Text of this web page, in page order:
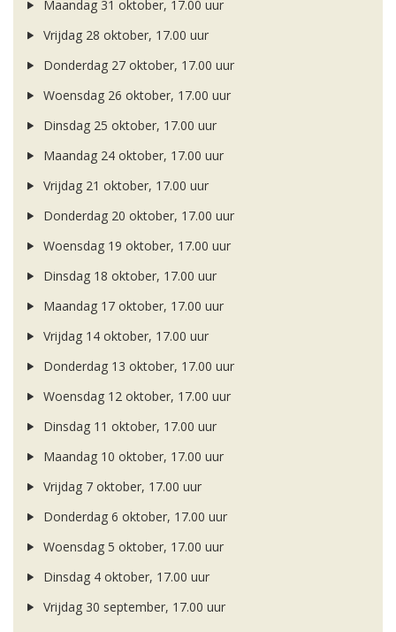
Maandag 31 oktober, 17.00 uur
Vrijdag 28 oktober, 17.00 uur
Donderdag 27 oktober, 17.00 uur
Woensdag 26 oktober, 17.00 uur
Dinsdag 25 oktober, 17.00 uur
Maandag 24 oktober, 17.00 uur
Vrijdag 21 oktober, 17.00 uur
Donderdag 20 oktober, 17.00 uur
Woensdag 19 oktober, 17.00 uur
Dinsdag 18 oktober, 17.00 uur
Maandag 17 oktober, 17.00 uur
Vrijdag 14 oktober, 17.00 uur
Donderdag 13 oktober, 17.00 uur
Woensdag 12 oktober, 17.00 uur
Dinsdag 11 oktober, 17.00 uur
Maandag 10 oktober, 17.00 uur
Vrijdag 7 oktober, 17.00 uur
Donderdag 6 oktober, 17.00 uur
Woensdag 5 oktober, 17.00 uur
Dinsdag 4 oktober, 17.00 uur
Vrijdag 30 september, 17.00 uur